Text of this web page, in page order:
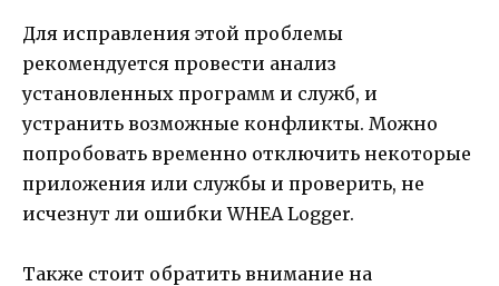
Для исправления этой проблемы
рекомендуется провести анализ
установленных программ и служб, и
устранить возможные конфликты. Можно
попробовать временно отключить некоторые
приложения или службы и проверить, не
исчезнут ли ошибки WHEA Logger.
Также стоит обратить внимание на